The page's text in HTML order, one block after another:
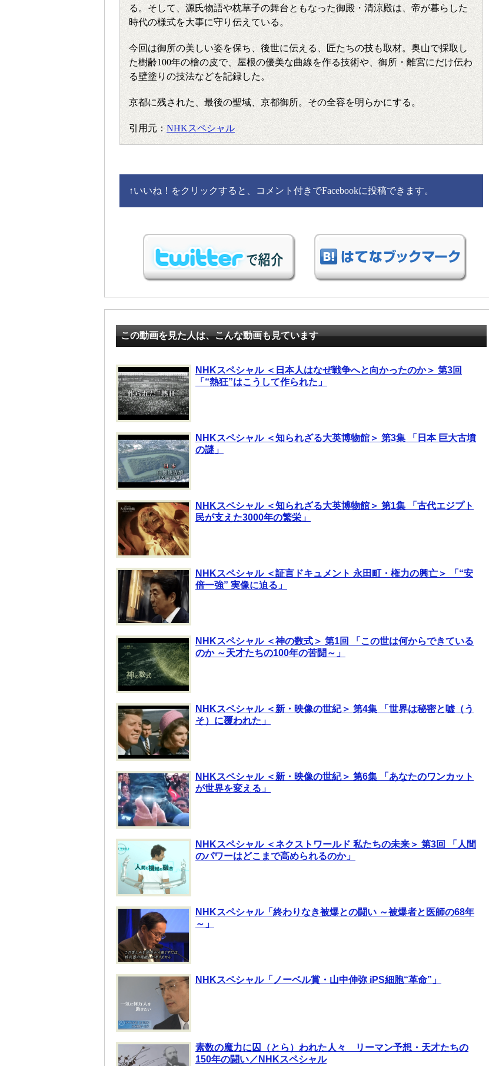
る。そして、源氏物語や枕草子の舞台ともなった御殿・清涼殿は、帝が暮らした
時代の様式を大事に守り伝えている。
今回は御所の美しい姿を保ち、後世に伝える、匠たちの技も取材。奥山で採取し
た樹齢100年の檜の皮で、屋根の優美な曲線を作る技術や、御所・離宮にだけ伝わ
る壁塗りの技法などを記録した。
京都に残された、最後の聖域、京都御所。その全容を明らかにする。
引用元：NHKスペシャル
↑いいね！をクリックすると、コメント付きでFacebookに投稿できます。
この動画を見た人は、こんな動画も見ています
NHKスペシャル ＜日本人はなぜ戦争へと向かったのか＞ 第3回
「“熱狂”はこうして作られた」
NHKスペシャル ＜知られざる大英博物館＞ 第3集 「日本 巨大古墳
の謎」
NHKスペシャル ＜知られざる大英博物館＞ 第1集 「古代エジプト
民が支えた3000年の繁栄」
NHKスペシャル ＜証言ドキュメント 永田町・権力の興亡＞ 「“安
倍一強” 実像に迫る」
NHKスペシャル ＜神の数式＞ 第1回 「この世は何からできている
のか ～天才たちの100年の苦闘～」
NHKスペシャル ＜新・映像の世紀＞ 第4集 「世界は秘密と嘘（う
そ）に覆われた」
NHKスペシャル ＜新・映像の世紀＞ 第6集 「あなたのワンカット
が世界を変える」
NHKスペシャル ＜ネクストワールド 私たちの未来＞ 第3回 「人間
のパワーはどこまで高められるのか」
NHKスペシャル「終わりなき被爆との闘い ～被爆者と医師の68年
～」
NHKスペシャル「ノーベル賞・山中伸弥 iPS細胞“革命”」
素数の魔力に囚（とら）われた人々 リーマン予想・天才たちの
150年の闘い／NHKスペシャル